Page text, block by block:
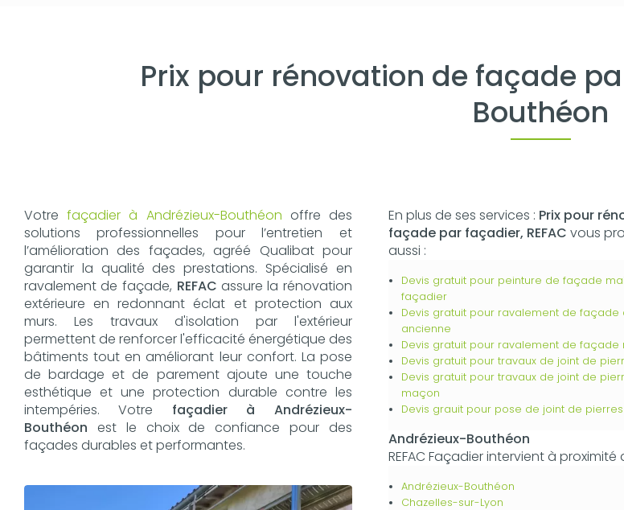
Prix pour rénovation de façade
Bouthéon
Votre façadier à Andrézieux-Bouthéon offre des
solutions professionnelles pour l’entretien et
l’amélioration des façades, agréé Qualibat pour
garantir la qualité des prestations. Spécialisé en
ravalement de façade, REFAC assure la rénovation
extérieure en redonnant éclat et protection aux
murs. Les travaux d'isolation par l'extérieur
permettent de renforcer l'efficacité énergétique des
bâtiments tout en améliorant leur confort. La pose
de bardage et de parement ajoute une touche
esthétique et une protection durable contre les
intempéries. Votre façadier à Andrézieux-
Bouthéon est le choix de confiance pour des
façades durables et performantes.
En plus de ses services : Prix pour
façade par façadier, REFAC vous
aussi :
Devis gratuit pour peinture de façade
façadier
Devis gratuit pour ravalement de façade
ancienne
Devis gratuit pour ravalement de façade
Devis gratuit pour travaux de joint de
Devis gratuit pour travaux de joint de
maçon
Devis grauit pour pose de joint de pierres
Andrézieux-Bouthéon
REFAC Façadier intervient à proximité
Andrézieux-Bouthéon
Chazelles-sur-Lyon